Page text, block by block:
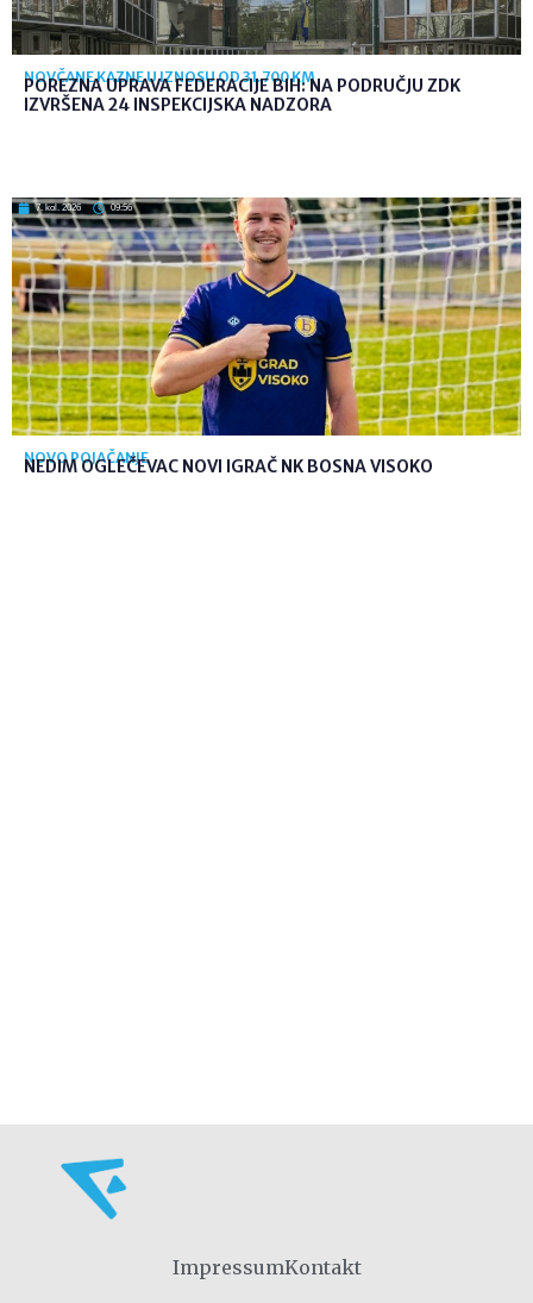
NOVČANE KAZNE U IZNOSU OD 31.700 KM
POREZNA UPRAVA FEDERACIJE BIH: NA PODRUČJU ZDK
IZVRŠENA 24 INSPEKCIJSKA NADZORA
7. kol. 2026 09:56
NOVO POJAČANJE
NEDIM OGLEČEVAC NOVI IGRAČ NK BOSNA VISOKO
ImpressumKontakt